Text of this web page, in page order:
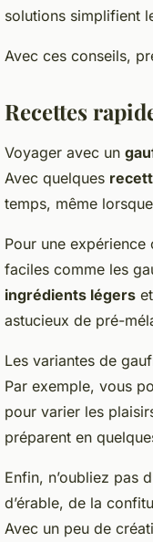
solutions simplifient
Avec ces conseils,
Recettes
Voyager avec un
Avec quelques
temps, même
Pour une
faciles comme les
ingrédients légers
astucieux de pré-
Les variantes de
Par exemple, vous
pour varier les
préparent en
Enfin, n’oubliez pas
d’érable, de la
Avec un peu de